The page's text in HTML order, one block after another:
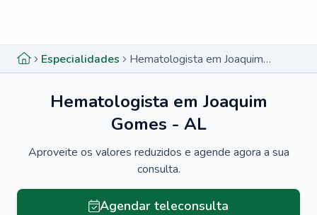
Especialidades Hematologista em Joaquim Gomes - AL
Hematologista em Joaquim
Gomes - AL
Aproveite os valores reduzidos e agende agora a sua
consulta.
Agendar teleconsulta